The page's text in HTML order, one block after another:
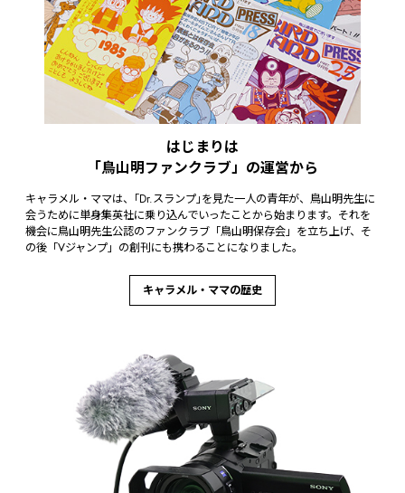
はじまりは
「鳥山明ファンクラブ」の運営から
キャラメル・ママは、｢Dr.スランプ｣を見た一人の青年が、鳥山明先生に
会うために単身集英社に乗り込んでいったことから始まります。それを
機会に鳥山明先生公認のファンクラブ「鳥山明保存会」を立ち上げ、そ
の後「Vジャンプ」の創刊にも携わることになりました。
キャラメル・ママの歴史